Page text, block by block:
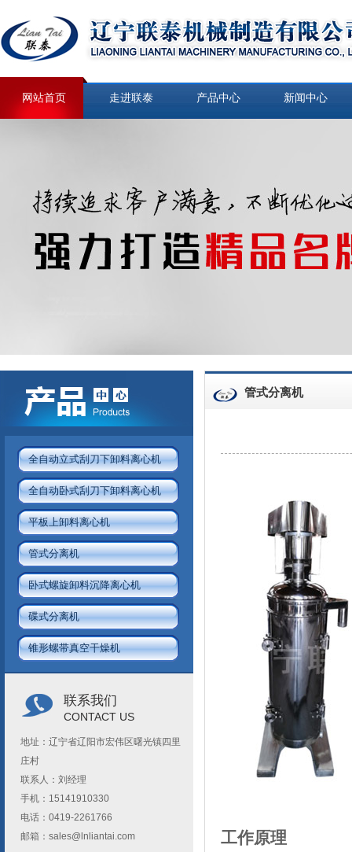
网站首页 走进联泰 产品中心 新闻中心
全自动立式刮刀下卸料离心机
全自动卧式刮刀下卸料离心机
平板上卸料离心机
管式分离机
卧式螺旋卸料沉降离心机
碟式分离机
锥形螺带真空干燥机
联系我们
CONTACT US
地址：辽宁省辽阳市宏伟区曙光镇四里
庄村
联系人：刘经理
手机：15141910330
电话：0419-2261766
邮箱： sales@lnliantai.com
管式分离机
工作原理